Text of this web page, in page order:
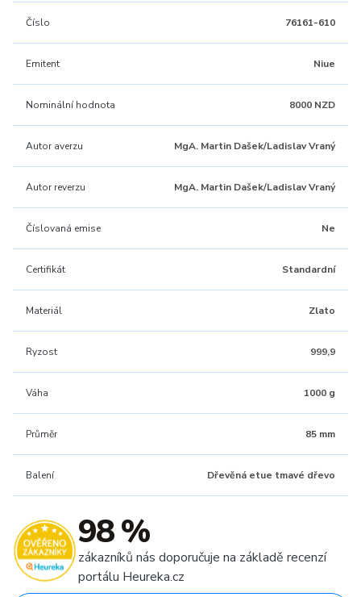
Číslo 76161-610
Emitent Niue
Nominální hodnota 8000 NZD
Autor averzu MgA. Martin Dašek/Ladislav Vraný
Autor reverzu MgA. Martin Dašek/Ladislav Vraný
Číslovaná emise Ne
Certifikát Standardní
Materiál Zlato
Ryzost 999,9
Váha 1000 g
Průměr 85 mm
Balení Dřevěná etue tmavé dřevo
98 %
zákazníků nás doporučuje na základě recenzí
portálu Heureka.cz